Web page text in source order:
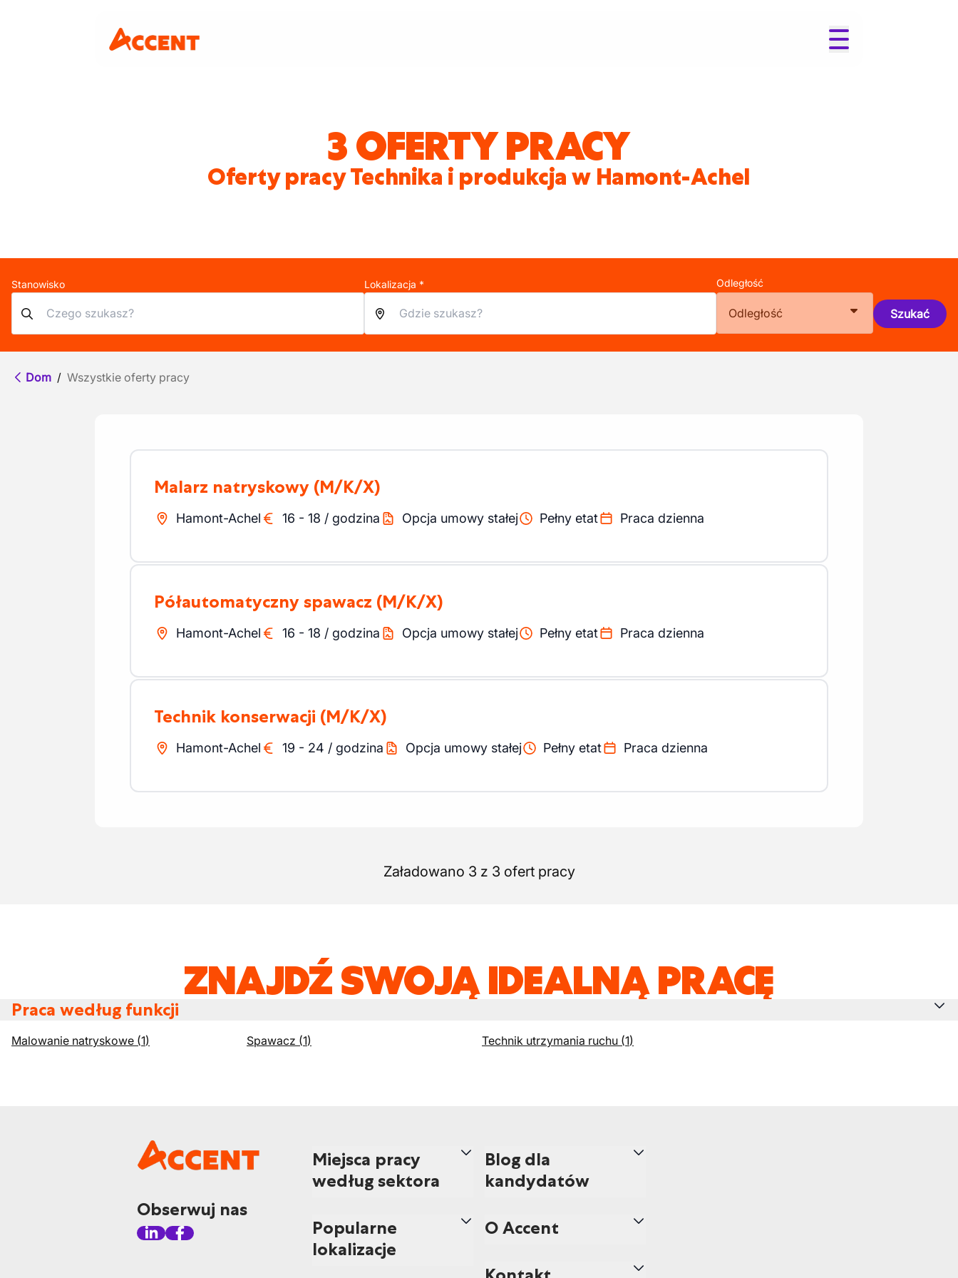
3 OFERTY PRACY
Oferty pracy Technika i produkcja w Hamont-Achel
Stanowisko Lokalizacja * Odległość
Odległość Szukać
Dom / Wszystkie oferty pracy
Malarz natryskowy (M/K/X)
Hamont-Achel 16 - 18 / godzina Opcja umowy stałej Pełny etat Praca dzienna
Półautomatyczny spawacz (M/K/X)
Hamont-Achel 16 - 18 / godzina Opcja umowy stałej Pełny etat Praca dzienna
Technik konserwacji (M/K/X)
Hamont-Achel 19 - 24 / godzina Opcja umowy stałej Pełny etat Praca dzienna
Załadowano 3 z 3 ofert pracy
ZNAJDŹ SWOJĄ IDEALNĄ PRACĘ
Praca według funkcji
Malowanie natryskowe (1) Spawacz (1) Technik utrzymania ruchu (1)
Obserwuj nas
Miejsca pracy
według sektora
Popularne
lokalizacje
Blog dla
kandydatów
O Accent